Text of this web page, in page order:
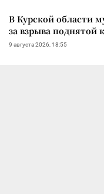
В Курской области
за взрыва поднятой
9 августа 2026, 18:55